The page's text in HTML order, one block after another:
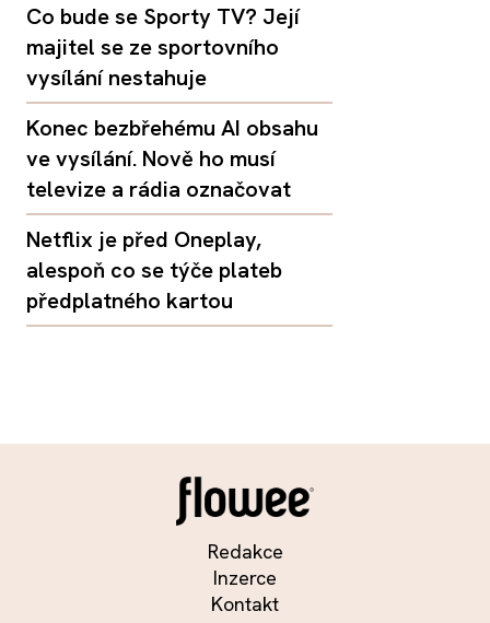
Co bude se Sporty TV? Její
majitel se ze sportovního
vysílání nestahuje
Konec bezbřehému AI obsahu
ve vysílání. Nově ho musí
televize a rádia označovat
Netflix je před Oneplay,
alespoň co se týče plateb
předplatného kartou
Redakce
Inzerce
Kontakt